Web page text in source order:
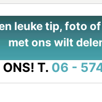
leuke tip, foto
met ons wilt
T. 06 -